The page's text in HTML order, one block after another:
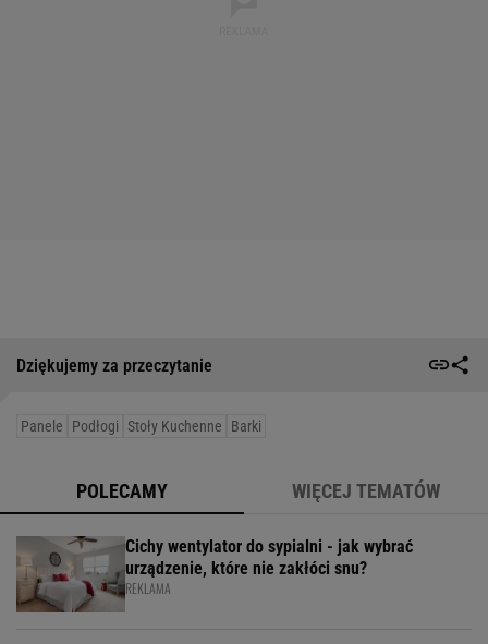
Dziękujemy za przeczytanie
Panele Podłogi Stoły Kuchenne Barki
POLECAMY WIĘCEJ TEMATÓW
Cichy wentylator do sypialni - jak wybrać
urządzenie, które nie zakłóci snu?
REKLAMA